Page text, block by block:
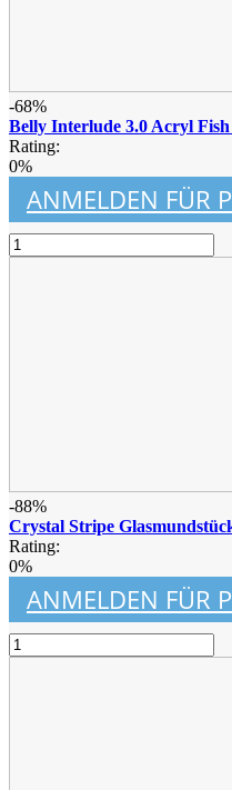
-68%
Belly Interlude 3.0 Acryl Fish
Rating:
0%
ANMELDEN FÜR
-88%
Crystal Stripe
Rating:
0%
ANMELDEN FÜR